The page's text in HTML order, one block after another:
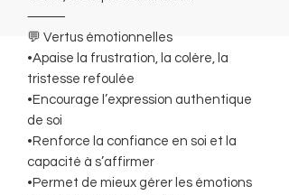
⸻
💬 Vertus émotionnelles
•Apaise la frustration, la colère, la
tristesse refoulée
•Encourage l’expression authentique
de soi
•Renforce la confiance en soi et la
capacité à s’affirmer
•Permet de mieux gérer les émotions